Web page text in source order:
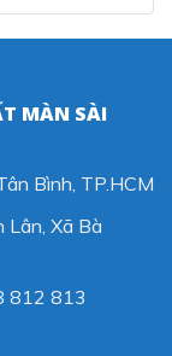
MÀN SÀI
Bình, TP.HCM
Lân, Xã Bà
812 813